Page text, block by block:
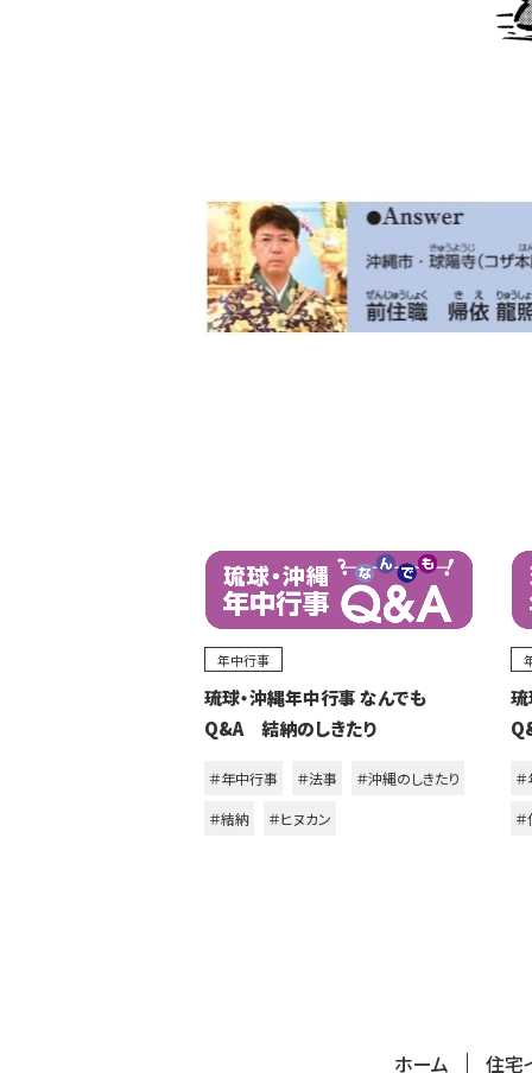
年中行事
琉球・沖縄年中行事 なんでも
Q&A 結納のしきたり
＃年中行事 ＃法事
＃沖縄のしきたり
＃結納
＃ヒヌカン
琉
ホーム 住宅